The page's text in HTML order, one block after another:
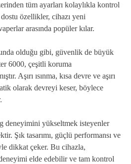
tüm ayarları kolaylıkla kontrol
özellikler, cihazı yeni
arasında popüler kılar.
olduğu gibi, güvenlik de büyük
6000, çeşitli koruma
Aşırı ısınma, kısa devre ve aşırı
olarak devreyi keser, böylece
deneyimini yükseltmek isteyenler
Şık tasarımı, güçlü performansı ve
dikkat çeker. Bu cihazla,
elde edebilir ve tam kontrol